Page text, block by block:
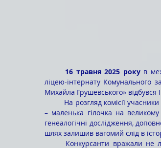
	16 травня 2025 року
в
ліцею-інтернату Комунального
Михайла Грушевського» відбувся
– маленька гілочка на великому
генеалогічні дослідження,
шлях залишив вагомий слід в